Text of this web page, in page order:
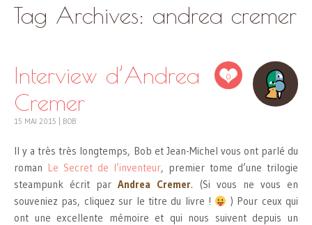
TO
CONTENT
Tag Archives: andrea cremer
0
Interview d’Andrea
Cremer
15 MAI 2015 BOB
Il y a très très longtemps, Bob et Jean-Michel vous ont parlé du
roman Le Secret de l’inventeur, premier tome d’une trilogie
steampunk écrit parAndrea Cremer. (Si vous ne vous en
souveniez pas, cliquez sur le titre du livre !
) Pour ceux qui
ont une excellente mémoire et qui nous suivent depuis un